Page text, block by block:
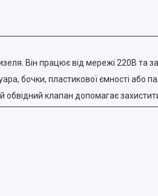
Він працює від мережі 220В та
бочки, пластикової ємності або
клапан допомагає